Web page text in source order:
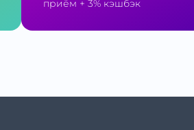
приём + 3% кэшбэк